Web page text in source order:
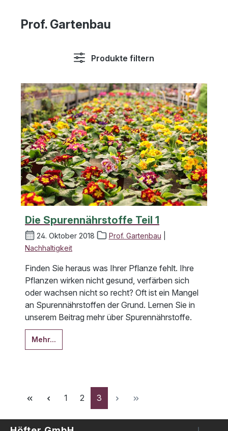
Prof. Gartenbau
Produkte filtern
Die Spurennährstoffe Teil 1
24. Oktober 2018 Prof. Gartenbau
Nachhaltigkeit
Finden Sie heraus was Ihrer Pflanze fehlt. Ihre
Pflanzen wirken nicht gesund, verfärben sich
oder wachsen nicht so recht? Oft ist ein Mangel
an Spurennährstoffen der Grund. Lernen Sie in
unserem Beitrag mehr über Spurennährstoffe.
Mehr...
Seite
1 Seite
2 Seite
3